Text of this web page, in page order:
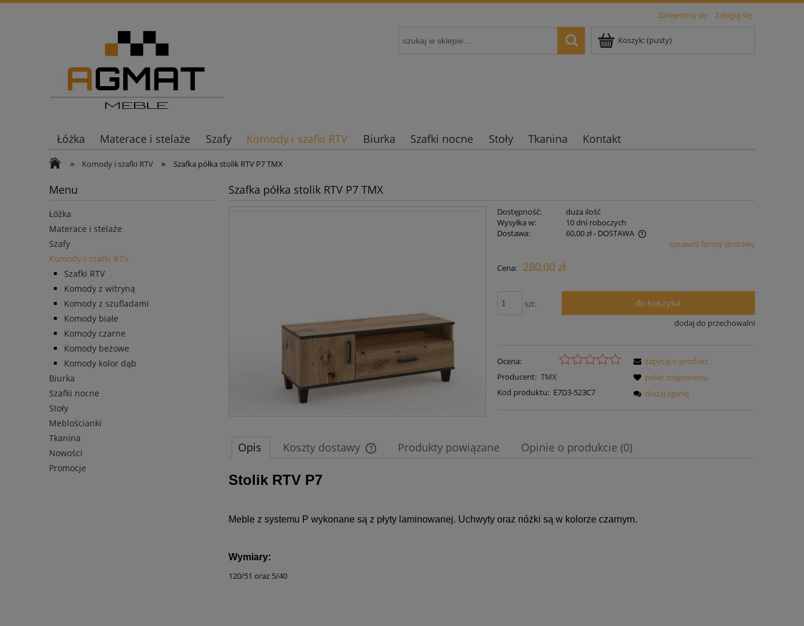
Zarejestruj się Zaloguj się
Koszyk:(pusty)
Łóżka Materace i stelaże Szafy Komody i szafki RTV Biurka Szafki nocne Stoły Tkanina Kontakt
» Komody i szafki RTV » Szafka półka stolik RTV P7 TMX
Menu
Łóżka
Materace i stelaże
Szafy
Komody i szafki RTV
Szafki RTV
Komody z witryną
Komody z szufladami
Komody białe
Komody czarne
Komody beżowe
Komody kolor dąb
Biurka
Szafki nocne
Stoły
Meblościanki
Tkanina
Nowości
Promocje
Szafka półka stolik RTV P7 TMX
Dostępność:
duża ilość
Wysyłka w:
10 dni roboczych
Dostawa:
60,00 zł- DOSTAWA
płatności
sprawdź formy dostawy
Cena: 280,00 zł
szt. do koszyka
dodaj do przechowalni
Ocena:
Producent: TMX
Kod produktu: E7D3-523C7
zapytaj o produkt
poleć znajomemu
dodaj opinię
Opis Koszty dostawy Produkty powiązane Opinie o produkcie (0)
Stolik RTV P7
Meble z systemu P wykonane są z płyty laminowanej. Uchwyty oraz nóżki są w kolorze czarnym.
Wymiary:
120/51 oraz 5/40